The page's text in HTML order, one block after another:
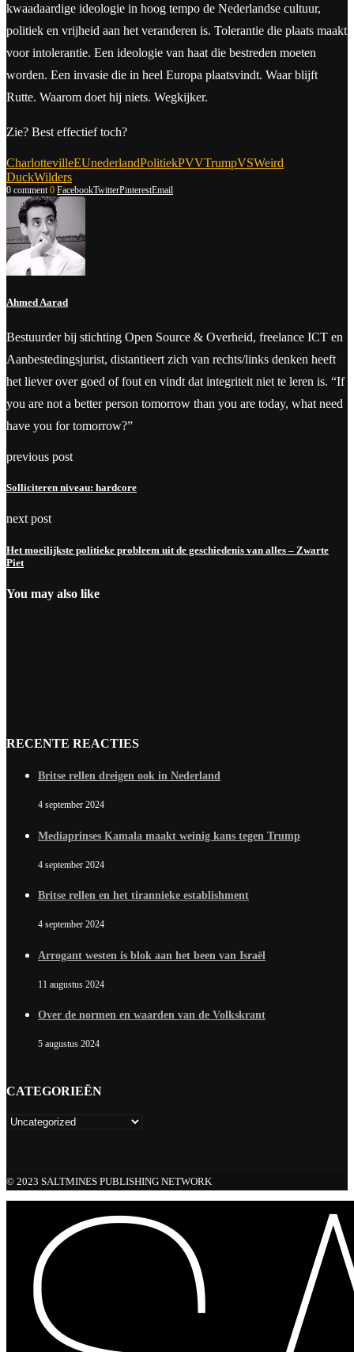
kwaadaardige ideologie in hoog tempo de Nederlandse cultuur,
politiek en vrijheid aan het veranderen is. Tolerantie die plaats maakt
voor intolerantie. Een ideologie van haat die bestreden moeten
worden. Een invasie die in heel Europa plaatsvindt. Waar blijft
Rutte. Waarom doet hij niets. Wegkijker.
Zie? Best effectief toch?
CharlottevilleEUnederlandPolitiekPVVTrumpVSWeird
DuckWilders
0 comment 0 FacebookTwitterPinterestEmail
Ahmed Aarad
Bestuurder bij stichting Open Source & Overheid, freelance ICT en
Aanbestedingsjurist, distantieert zich van rechts/links denken heeft
het liever over goed of fout en vindt dat integriteit niet te leren is. “If
you are not a better person tomorrow than you are today, what need
have you for tomorrow?”
previous post
Solliciteren niveau: hardcore
next post
Het moeilijkste politieke probleem uit de geschiedenis van alles – Zwarte
Piet
You may also like
RECENTE REACTIES
Britse rellen dreigen ook in Nederland
4 september 2024
Mediaprinses Kamala maakt weinig kans tegen Trump
4 september 2024
Britse rellen en het tirannieke establishment
4 september 2024
Arrogant westen is blok aan het been van Israël
11 augustus 2024
Over de normen en waarden van de Volkskrant
5 augustus 2024
CATEGORIEËN
© 2023 SALTMINES PUBLISHING NETWORK